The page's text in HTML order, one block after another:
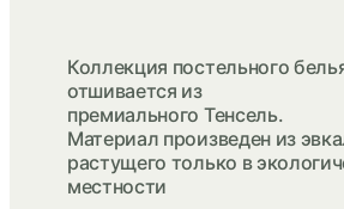
Коллекция постельного
отшивается из
премиального Тенсель.
Материал произведен из
растущего только в
местности